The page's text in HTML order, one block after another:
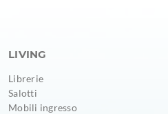
LIVING
Librerie
Salotti
Mobili ingresso